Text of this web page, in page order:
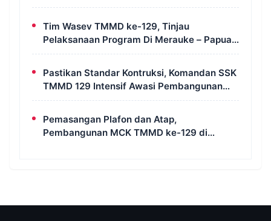
Rampung Dikerjakan
Tim Wasev TMMD ke-129, Tinjau
Pelaksanaan Program Di Merauke – Papua
Selatan
Pastikan Standar Kontruksi, Komandan SSK
TMMD 129 Intensif Awasi Pembangunan
MCK di Wanam
Pemasangan Plafon dan Atap,
Pembangunan MCK TMMD ke-129 di